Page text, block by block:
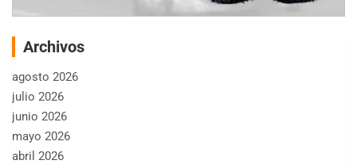
Archivos
agosto 2026
julio 2026
junio 2026
mayo 2026
abril 2026